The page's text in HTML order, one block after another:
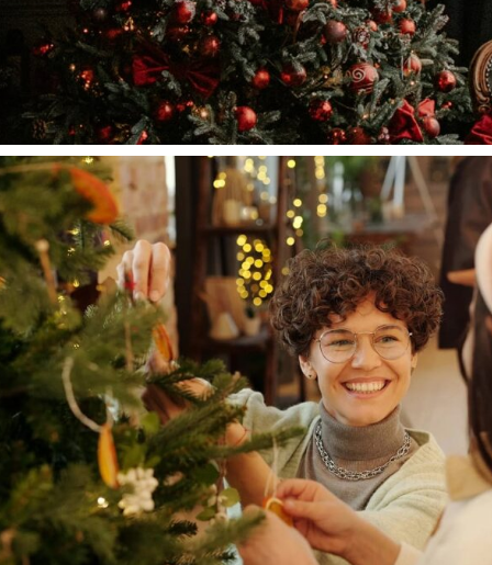
Lifestyle
A Brief History of Fashion